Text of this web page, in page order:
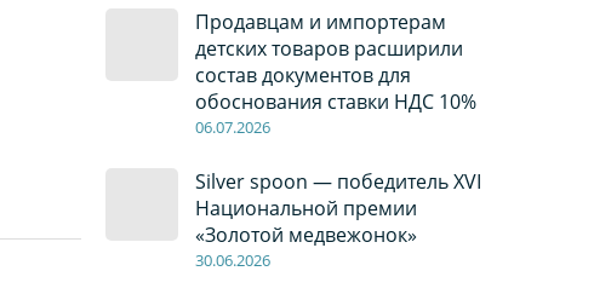
Продавцам и импортерам
детских товаров расширили
состав документов для
обоснования ставки НДС 10%
06.07.2026
Silver spoon — победитель XVI
Национальной премии
«Золотой медвежонок»
30.06.2026